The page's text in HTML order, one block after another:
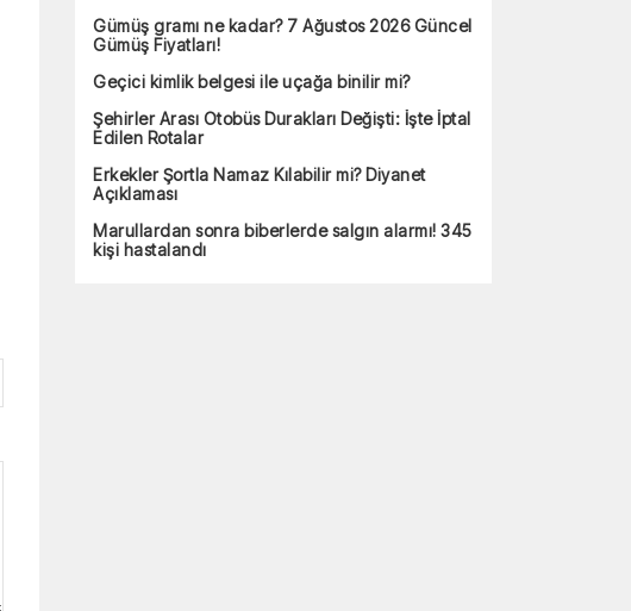
Gümüş gramı ne kadar? 7 Ağustos 2026 Güncel
Gümüş Fiyatları!
Geçici kimlik belgesi ile uçağa binilir mi?
Şehirler Arası Otobüs Durakları Değişti: İşte İptal
Edilen Rotalar
Erkekler Şortla Namaz Kılabilir mi? Diyanet
Açıklaması
Marullardan sonra biberlerde salgın alarmı! 345
kişi hastalandı